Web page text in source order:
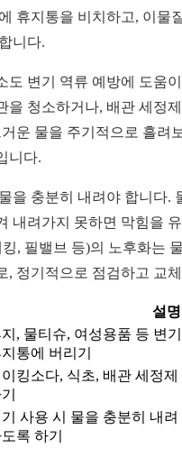
휴지통을 비치하고, 이물
니다.
도 변기 역류 예방에 도움
을 청소하거나, 배관 세정
운 물을 주기적으로 흘려
니다.
을 충분히 내려야 합니다.
내려가지 못하면 막힘을
, 필밸브 등)의 노후화는
, 정기적으로 점검하고 교
설명
, 물티슈, 여성용품 등 변
통에 버리기
킹소다, 식초, 배관 세정
사용 시 물을 충분히 내
록 하기